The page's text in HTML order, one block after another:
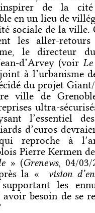
de la
en un lieu de
sociale de la ville.
les aller-
le directeur
d’Arvey (voir
à l’urbanisme
du projet Giant/
ville de
ultra-
l’essentiel
d’euros
reproche à
Pierre Kermen
» (Grenews, 04/
la «
vision
les
besoin de se